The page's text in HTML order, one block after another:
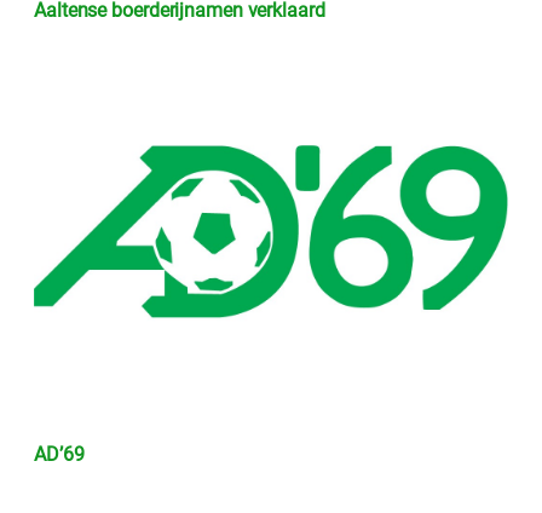
Aaltense boerderijnamen verklaard
AD’69